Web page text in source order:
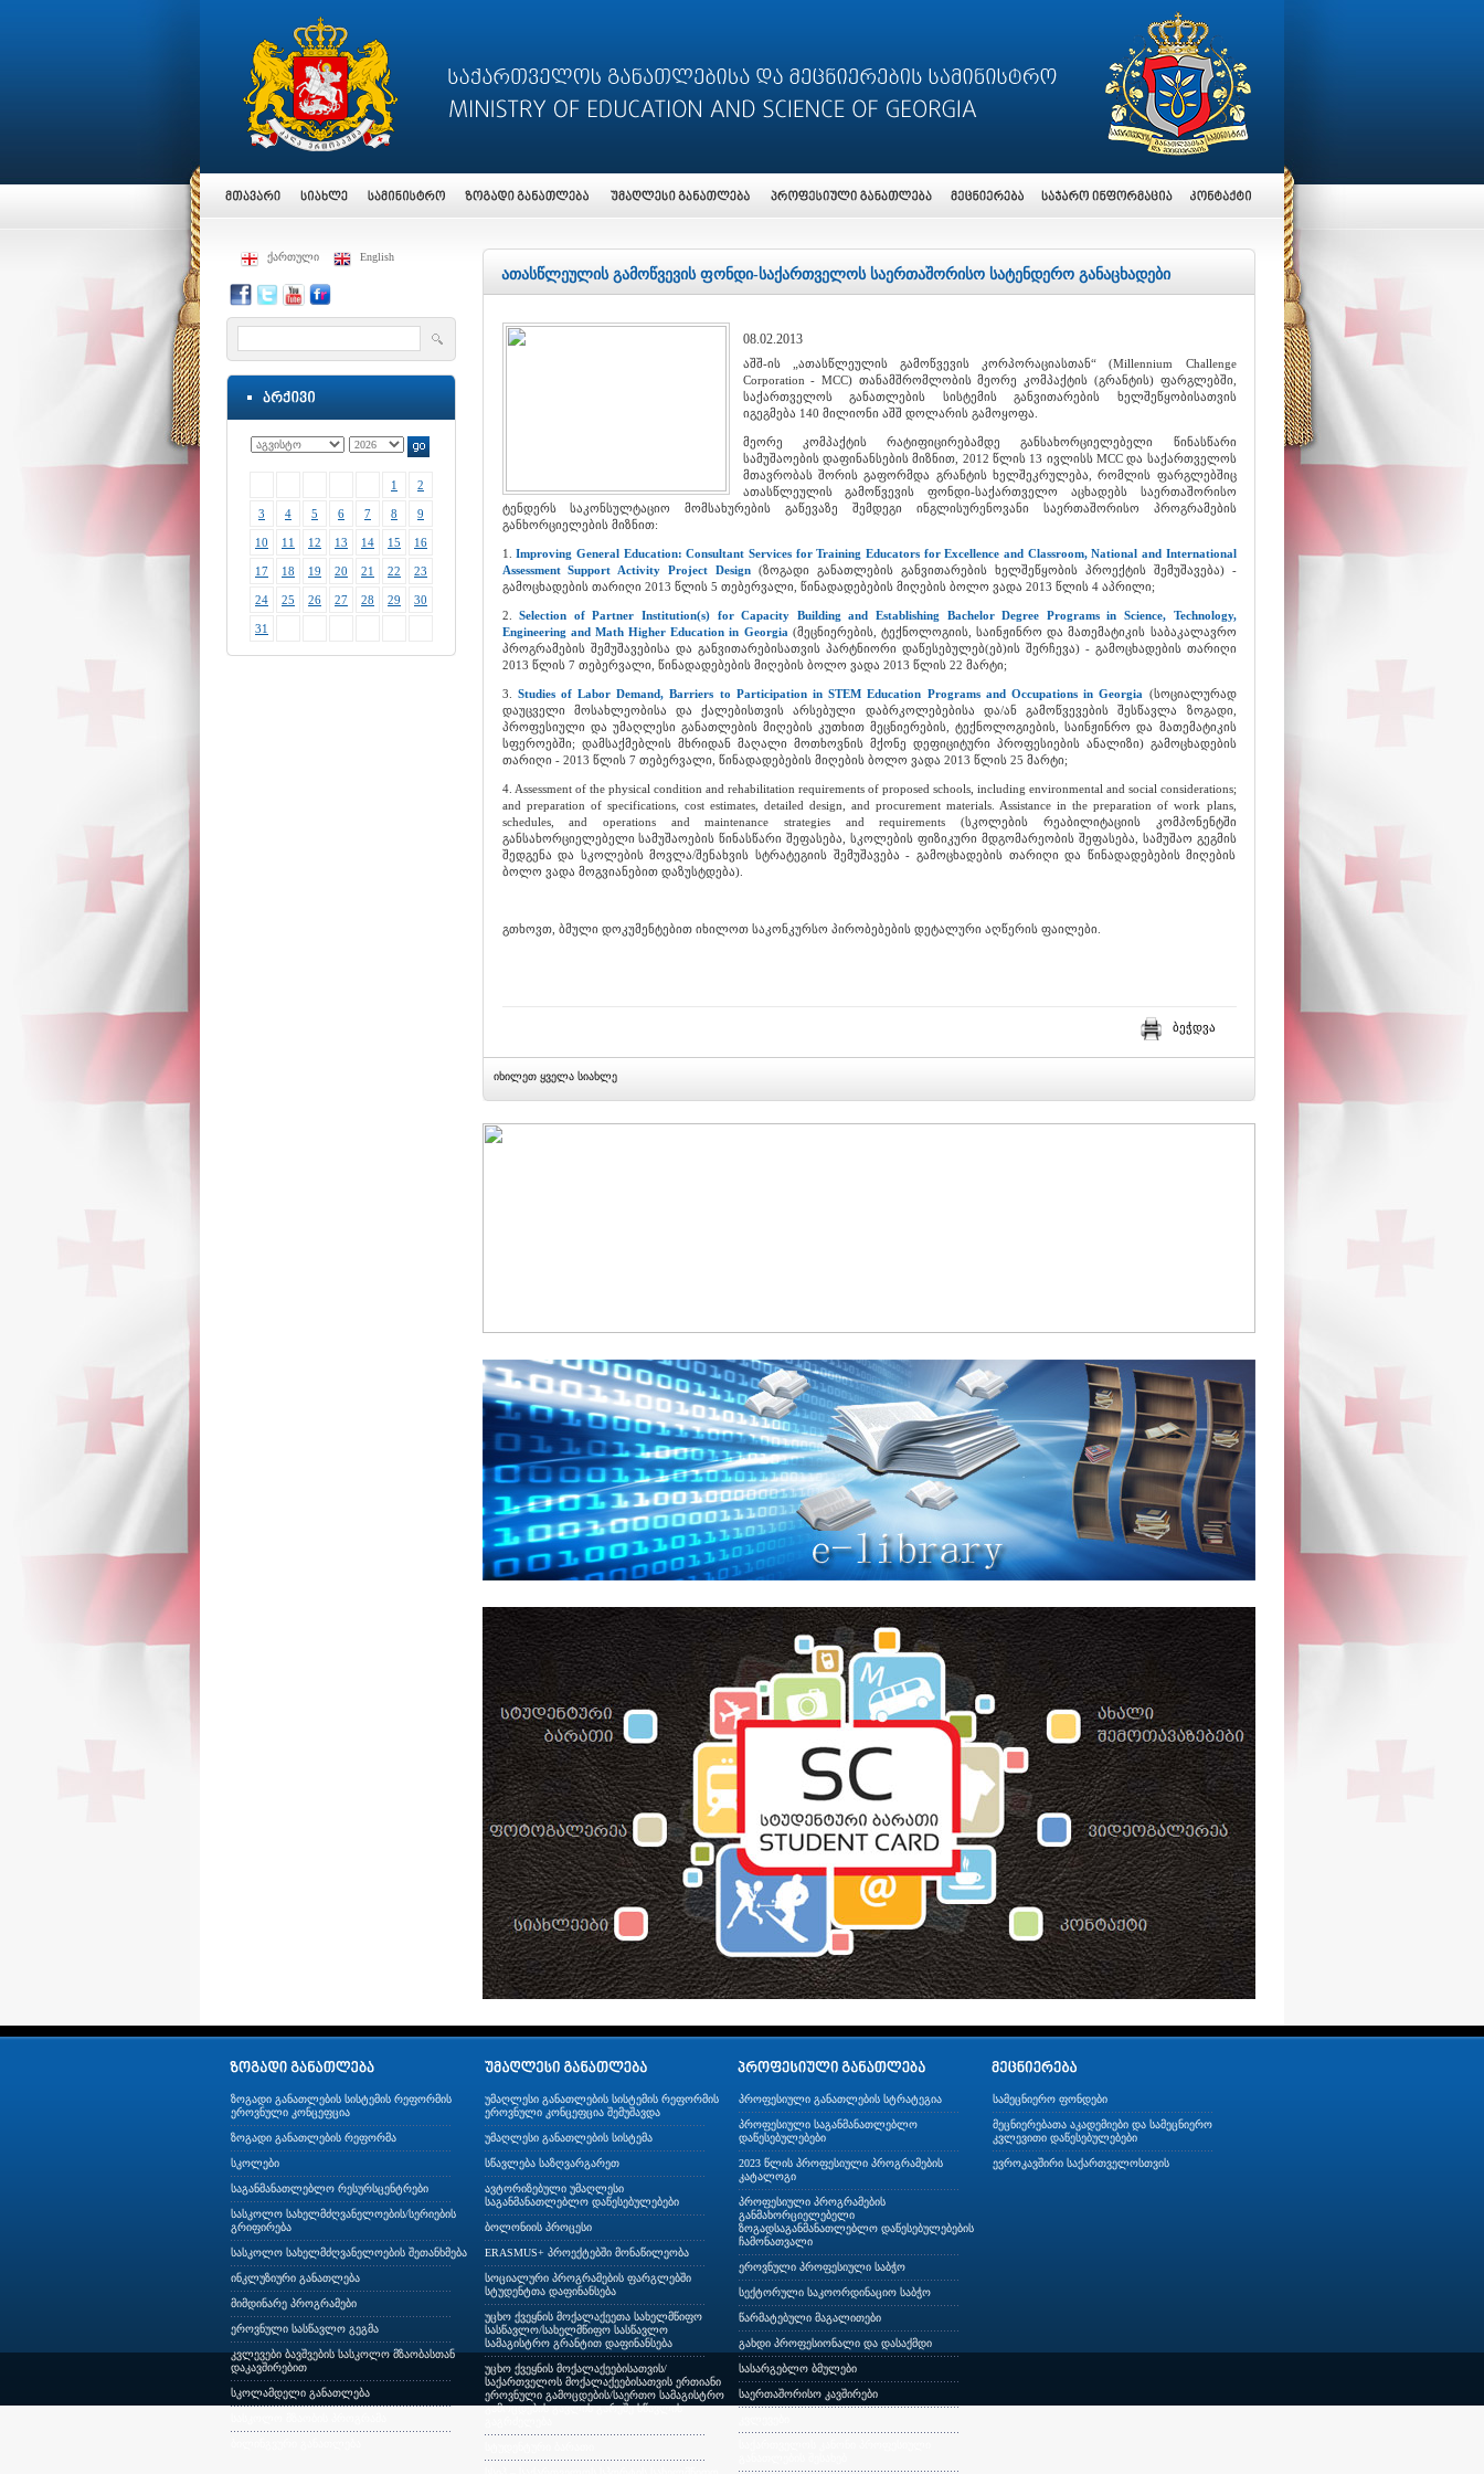
ქართული English
1 2
3 4 5 6 7 8 9
10 11 12 13 14 15 16
17 18 19 20 21 22 23
24 25 26 27 28 29 30
31
ათასწლეულის გამოწვევის ფონდი-საქართველოს საერთაშორისო სატენდერო განაცხადები
08.02.2013
აშშ-ის „ათასწლეულის გამოწვევის კორპორაციასთან“ (Millennium Challenge
Corporation - MCC) თანამშრომლობის მეორე კომპაქტის (გრანტის) ფარგლებში,
საქართველოს განათლების სისტემის განვითარების ხელშეწყობისათვის
იგეგმება 140 მილიონი აშშ დოლარის გამოყოფა.
მეორე კომპაქტის რატიფიცირებამდე განსახორციელებელი წინასწარი
სამუშაოების დაფინანსების მიზნით, 2012 წლის 13 ივლისს MCC და საქართველოს
მთავრობას შორის გაფორმდა გრანტის ხელშეკრულება, რომლის ფარგლებშიც
ათასწლეულის გამოწვევის ფონდი-საქართველო აცხადებს საერთაშორისო
ტენდერს საკონსულტაციო მომსახურების გაწევაზე შემდეგი ინგლისურენოვანი საერთაშორისო პროგრამების
განხორციელების მიზნით:
1.Improving General Education: Consultant Services for Training Educators for Excellence and Classroom, National and International
Assessment Support Activity Project Design (ზოგადი განათლების განვითარების ხელშეწყობის პროექტის შემუშავება) -
გამოცხადების თარიღი 2013 წლის 5 თებერვალი, წინადადებების მიღების ბოლო ვადა 2013 წლის 4 აპრილი;
2.Selection of Partner Institution(s) for Capacity Building and Establishing Bachelor Degree Programs in Science, Technology,
Engineering and Math Higher Education in Georgia (მეცნიერების, ტექნოლოგიის, საინჟინრო და მათემატიკის საბაკალავრო
პროგრამების შემუშავებისა და განვითარებისათვის პარტნიორი დაწესებულებ(ებ)ის შერჩევა) - გამოცხადების თარიღი
2013 წლის 7 თებერვალი, წინადადებების მიღების ბოლო ვადა 2013 წლის 22 მარტი;
3. Studies of Labor Demand, Barriers to Participation in STEM Education Programs and Occupations in Georgia (სოციალურად
დაუცველი მოსახლეობისა და ქალებისთვის არსებული დაბრკოლებებისა და/ან გამოწვევების შესწავლა ზოგადი,
პროფესიული და უმაღლესი განათლების მიღების კუთხით მეცნიერების, ტექნოლოგიების, საინჟინრო და მათემატიკის
სფეროებში; დამსაქმებლის მხრიდან მაღალი მოთხოვნის მქონე დეფიციტური პროფესიების ანალიზი) გამოცხადების
თარიღი - 2013 წლის 7 თებერვალი, წინადადებების მიღების ბოლო ვადა 2013 წლის 25 მარტი;
4. Assessment of the physical condition and rehabilitation requirements of proposed schools, including environmental and social considerations;
and preparation of specifications, cost estimates, detailed design, and procurement materials. Assistance in the preparation of work plans,
schedules, and operations and maintenance strategies and requirements (სკოლების რეაბილიტაციის კომპონენტში
განსახორციელებელი სამუშაოების წინასწარი შეფასება, სკოლების ფიზიკური მდგომარეობის შეფასება, სამუშაო გეგმის
შედგენა და სკოლების მოვლა/შენახვის სტრატეგიის შემუშავება - გამოცხადების თარიღი და წინადადებების მიღების
ბოლო ვადა მოგვიანებით დაზუსტდება).
გთხოვთ, ბმული დოკუმენტებით იხილოთ საკონკურსო პირობებების დეტალური აღწერის ფაილები.
ბეჭდვა
იხილეთ ყველა სიახლე
ზოგადი განათლების სისტემის რეფორმის
ეროვნული კონცეფცია
ზოგადი განათლების რეფორმა
სკოლები
საგანმანათლებლო რესურსცენტრები
სასკოლო სახელმძღვანელოების/სერიების
გრიფირება
სასკოლო სახელმძღვანელოების შეთანხმება
ინკლუზიური განათლება
მიმდინარე პროგრამები
ეროვნული სასწავლო გეგმა
კვლევები ბავშვების სასკოლო მზაობასთან
დაკავშირებით
სკოლამდელი განათლება
უმაღლესი განათლების სისტემის რეფორმის
ეროვნული კონცეფცია შემუშავდა
უმაღლესი განათლების სისტემა
სწავლება საზღვარგარეთ
ავტორიზებული უმაღლესი
საგანმანათლებლო დაწესებულებები
ბოლონიის პროცესი
ERASMUS+ პროექტებში მონაწილეობა
სოციალური პროგრამების ფარგლებში
სტუდენტთა დაფინანსება
უცხო ქვეყნის მოქალაქეეთა სახელმწიფო
სასწავლო/სახელმწიფო სასწავლო
სამაგისტრო გრანტით დაფინანსება
უცხო ქვეყნის მოქალაქეებისათვის/
საქართველოს მოქალაქეებისათვის ერთიანი
ეროვნული გამოცდების/საერთო სამაგისტრო
გამოცდების გავლის გარეშე სწავლის
პროფესიული განათლების სტრატეგია
პროფესიული საგანმანათლებლო
დაწესებულებები
2023 წლის პროფესიული პროგრამების
კატალოგი
პროფესიული პროგრამების
განმახორციელებელი
ზოგადსაგანმანათლებლო დაწესებულებების
ჩამონათვალი
ეროვნული პროფესიული საბჭო
სექტორული საკოორდინაციო საბჭო
წარმატებული მაგალითები
გახდი პროფესიონალი და დასაქმდი
სასარგებლო ბმულები
საერთაშორისო კავშირები
სამეცნიერო ფონდები
მეცნიერებათა აკადემიები და სამეცნიერო
კვლევითი დაწესებულებები
ევროკავშირი საქართველოსთვის